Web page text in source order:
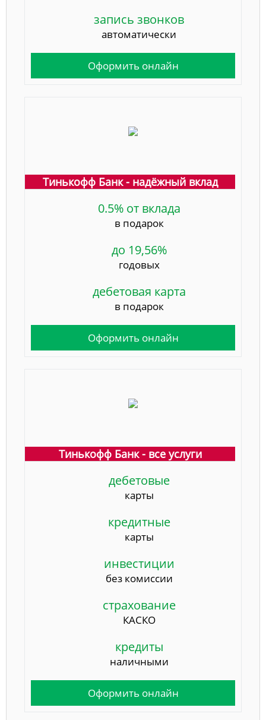
запись звонков
автоматически
Оформить онлайн
Тинькофф Банк - надёжный вклад
0.5% от вклада
в подарок
до 19,56%
годовых
дебетовая карта
в подарок
Оформить онлайн
Тинькофф Банк - все услуги
дебетовые
карты
кредитные
карты
инвестиции
без комиссии
страхование
КАСКО
кредиты
наличными
Оформить онлайн